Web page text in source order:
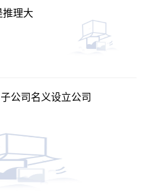
推理大
公司名义设立公司